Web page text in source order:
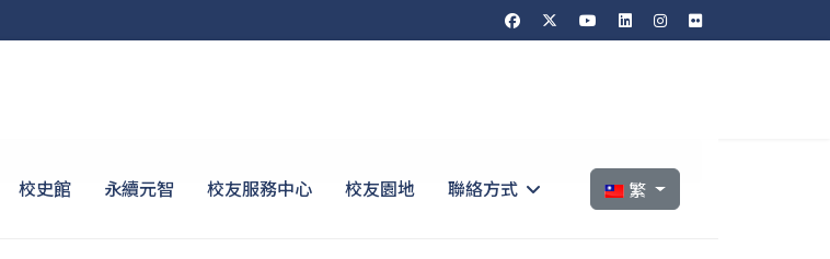
校史館 永續元智 校友服務中心 校友園地 聯絡方式 選擇你的語言
繁